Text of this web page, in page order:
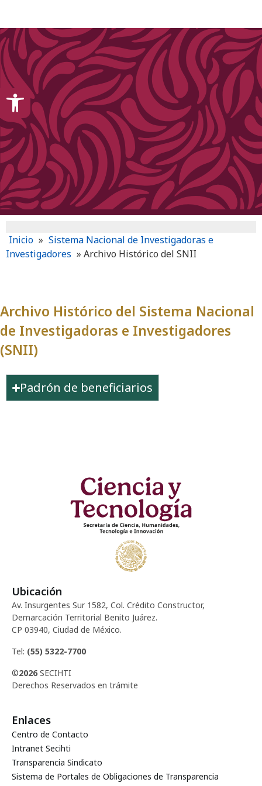
Inicio » Sistema Nacional de Investigadoras e
Investigadores » Archivo Histórico del SNII
Archivo Histórico del Sistema Nacional
de Investigadoras e Investigadores
(SNII)
Padrón de beneficiarios
Ubicación
Av. Insurgentes Sur 1582, Col. Crédito Constructor,
Demarcación Territorial Benito Juárez.
CP 03940, Ciudad de México.
Tel: (55) 5322-7700
©2026 SECIHTI
Derechos Reservados en trámite
Enlaces
Centro de Contacto
Intranet Secihti
Transparencia Sindicato
Sistema de Portales de Obligaciones de Transparencia
Open toolbar